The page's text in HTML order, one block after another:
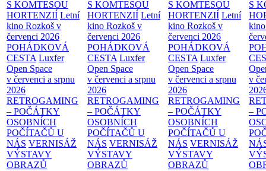
S KOMTESOU
HORTENZIÍ Letní
kino Rozkoš v
červenci 2026
POHÁDKOVÁ
CESTA Luxfer
Open Space
v červenci a srpnu
2026
RETROGAMING
– POČÁTKY
OSOBNÍCH
POČÍTAČŮ U
NÁS VERNISÁŽ
VÝSTAVY
OBRAZŮ
S KOMTESOU
HORTENZIÍ Letní
kino Rozkoš v
červenci 2026
POHÁDKOVÁ
CESTA Luxfer
Open Space
v červenci a srpnu
2026
RETROGAMING
– POČÁTKY
OSOBNÍCH
POČÍTAČŮ U
NÁS VERNISÁŽ
VÝSTAVY
OBRAZŮ
S KOMTESOU
HORTENZIÍ Letní
kino Rozkoš v
červenci 2026
POHÁDKOVÁ
CESTA Luxfer
Open Space
v červenci a srpnu
2026
RETROGAMING
– POČÁTKY
OSOBNÍCH
POČÍTAČŮ U
NÁS VERNISÁŽ
VÝSTAVY
OBRAZŮ
S
v
–